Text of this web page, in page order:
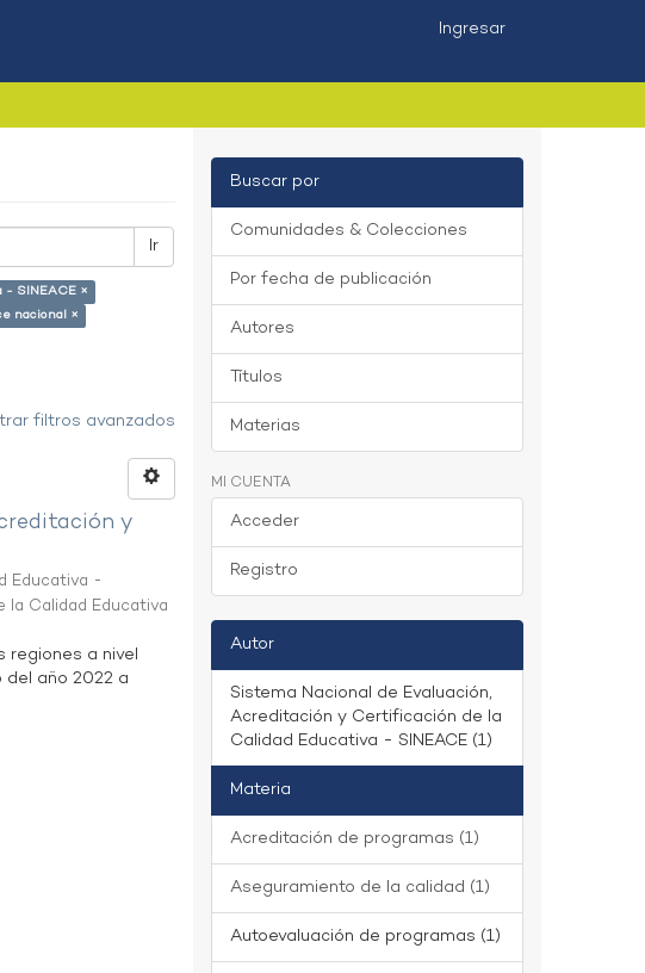
Ingresar
Ir
- SINEACE ×
nacional ×
filtros avanzados
y
Educativa -
la Calidad Educativa
regiones a nivel
año 2022 a
Buscar por
Comunidades & Colecciones
Por fecha de publicación
Autores
Títulos
Materias
MI CUENTA
Acceder
Registro
Autor
Sistema Nacional de Evaluación,
Acreditación y Certificación de la
Calidad Educativa - SINEACE (1)
Materia
Acreditación de programas (1)
Aseguramiento de la calidad (1)
Autoevaluación de programas (1)